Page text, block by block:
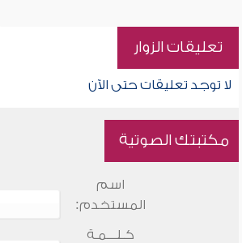
تعليقات الزوار
لا توجد تعليقات حتى الآن
مكتبتك الصوتية
اسم
المستخدم:
كـلـــمـة